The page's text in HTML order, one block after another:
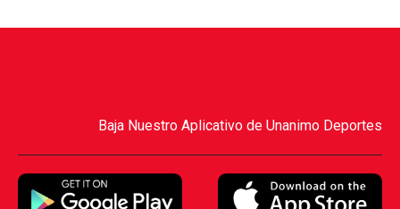
Baja Nuestro Aplicativo de Unanimo Deportes